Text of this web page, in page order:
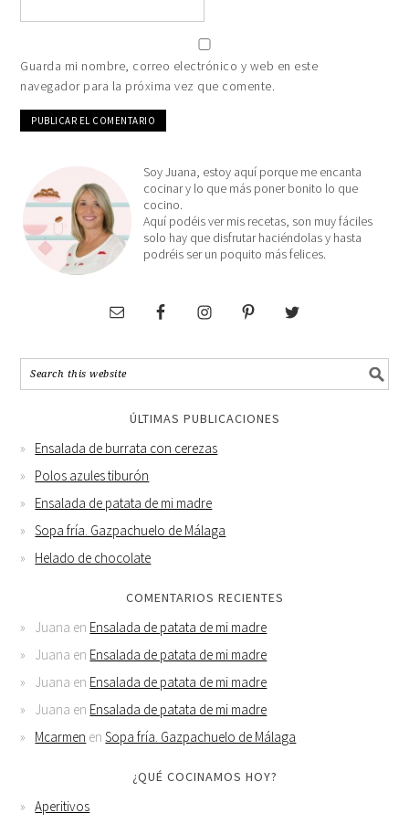
Guarda mi nombre, correo electrónico y web en este
navegador para la próxima vez que comente.
Soy Juana, estoy aquí porque me encanta
cocinar y lo que más poner bonito lo que
cocino.
Aquí podéis ver mis recetas, son muy fáciles
solo hay que disfrutar haciéndolas y hasta
podréis ser un poquito más felices.
ÚLTIMAS PUBLICACIONES
Ensalada de burrata con cerezas
Polos azules tiburón
Ensalada de patata de mi madre
Sopa fría. Gazpachuelo de Málaga
Helado de chocolate
COMENTARIOS RECIENTES
Juana en Ensalada de patata de mi madre
Juana en Ensalada de patata de mi madre
Juana en Ensalada de patata de mi madre
Juana en Ensalada de patata de mi madre
Mcarmen enSopa fría. Gazpachuelo de Málaga
¿QUÉ COCINAMOS HOY?
Aperitivos